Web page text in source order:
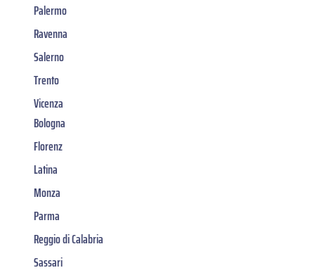
Palermo
Ravenna
Salerno
Trento
Vicenza
Bologna
Florenz
Latina
Monza
Parma
Reggio di Calabria
Sassari